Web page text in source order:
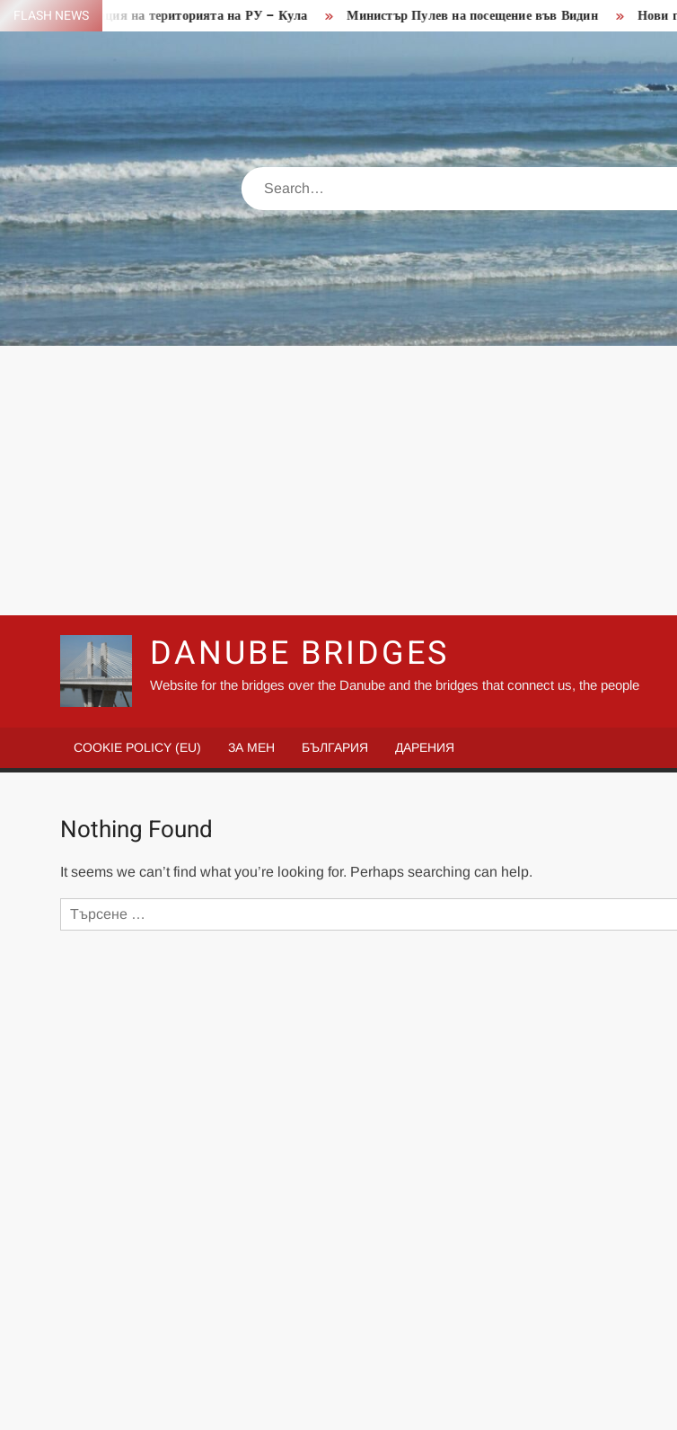
Skip
to
FLASH NEWS
операция на територията на РУ – Кула Министър Пулев на посещение във Видин Нови гледки
Search
DANUBE BRIDGES
Website for the bridges over the Danube and the bridges that connect us, the people
COOKIE POLICY (EU) ЗА МЕН БЪЛГАРИЯ ДАРЕНИЯ
Nothing Found
It seems we can’t find what you’re looking for. Perhaps searching can help.